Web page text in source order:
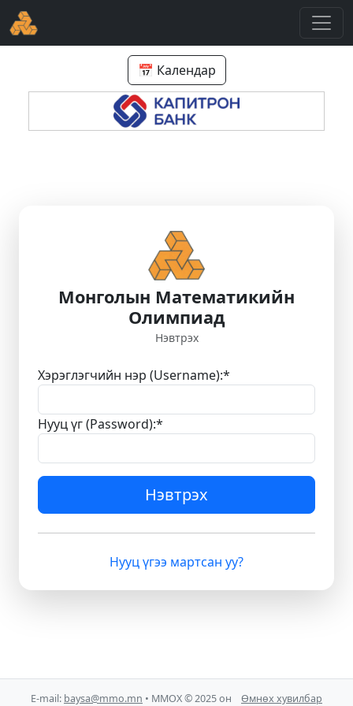
📅 Календар
Монголын Математикийн
Олимпиад
Нэвтрэх
Хэрэглэгчийн нэр (Username):*
Нууц үг (Password):*
Нэвтрэх
Нууц үгээ мартсан уу?
E-mail: baysa@mmo.mn • ММОХ © 2025 он Өмнөх хувилбар